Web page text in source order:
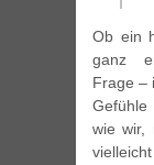
Ob ein
ganz
Frage –
wie wir,